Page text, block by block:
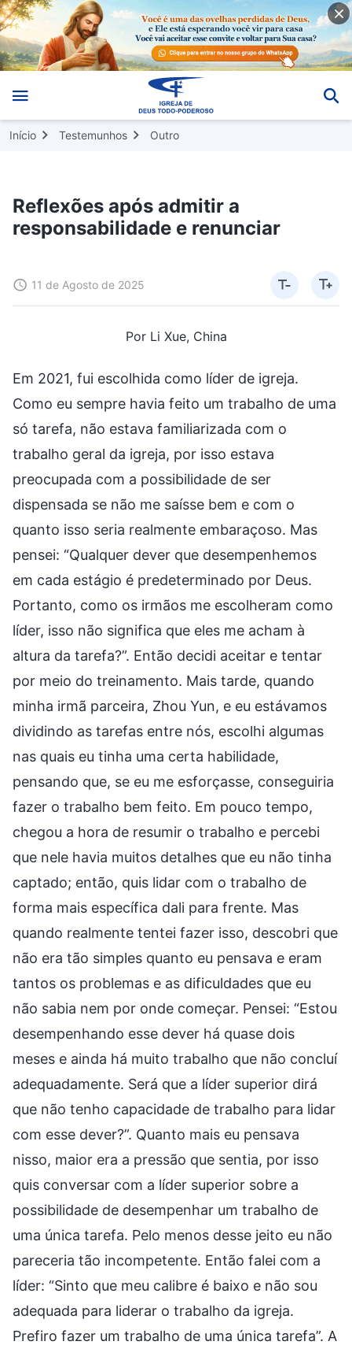
Início Testemunhos Outro
Reflexões após admitir a
responsabilidade e renunciar
11 de Agosto de 2025
Por Li Xue, China
Em 2021, fui escolhida como líder de igreja.
Como eu sempre havia feito um trabalho de uma
só tarefa, não estava familiarizada com o
trabalho geral da igreja, por isso estava
preocupada com a possibilidade de ser
dispensada se não me saísse bem e com o
quanto isso seria realmente embaraçoso. Mas
pensei: “Qualquer dever que desempenhemos
em cada estágio é predeterminado por Deus.
Portanto, como os irmãos me escolheram como
líder, isso não significa que eles me acham à
altura da tarefa?”. Então decidi aceitar e tentar
por meio do treinamento. Mais tarde, quando
minha irmã parceira, Zhou Yun, e eu estávamos
dividindo as tarefas entre nós, escolhi algumas
nas quais eu tinha uma certa habilidade,
pensando que, se eu me esforçasse, conseguiria
fazer o trabalho bem feito. Em pouco tempo,
chegou a hora de resumir o trabalho e percebi
que nele havia muitos detalhes que eu não tinha
captado; então, quis lidar com o trabalho de
forma mais específica dali para frente. Mas
quando realmente tentei fazer isso, descobri que
não era tão simples quanto eu pensava e eram
tantos os problemas e as dificuldades que eu
não sabia nem por onde começar. Pensei: “Estou
desempenhando esse dever há quase dois
meses e ainda há muito trabalho que não concluí
adequadamente. Será que a líder superior dirá
que não tenho capacidade de trabalho para lidar
com esse dever?”. Quanto mais eu pensava
nisso, maior era a pressão que sentia, por isso
quis conversar com a líder superior sobre a
possibilidade de desempenhar um trabalho de
uma única tarefa. Pelo menos desse jeito eu não
pareceria tão incompetente. Então falei com a
líder: “Sinto que meu calibre é baixo e não sou
adequada para liderar o trabalho da igreja.
Prefiro fazer um trabalho de uma única tarefa”. A